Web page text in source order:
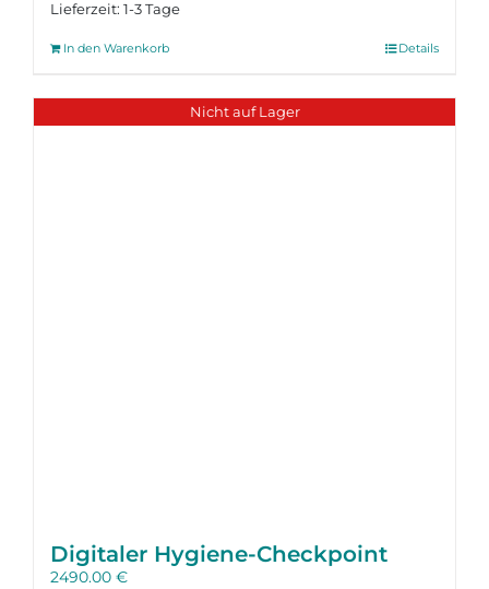
Lieferzeit: 1-3 Tage
In den Warenkorb Details
Nicht auf Lager
Digitaler Hygiene-Checkpoint
2490.00 €